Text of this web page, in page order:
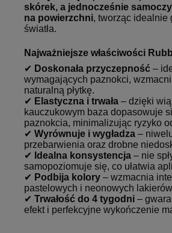
skórek, a jednocześnie
na powierzchni, tworząc idealnie
światła.
Najważniejsze właściwości
✔ Doskonała przyczepność –
wymagających paznokci,
naturalną płytkę.
✔ Elastyczna i trwała – dzięki
kauczukowym baza dopasowuje
paznokcia, minimalizując ryzyko
✔ Wyrównuje i wygładza –
przebarwienia oraz drobne
✔ Idealna konsystencja – nie
samopoziomuje się, co ułatwia
✔ Podbija kolory – wzmacnia
pastelowych i neonowych
✔ Trwałość do 4 tygodni –
efekt i perfekcyjne wykończenie